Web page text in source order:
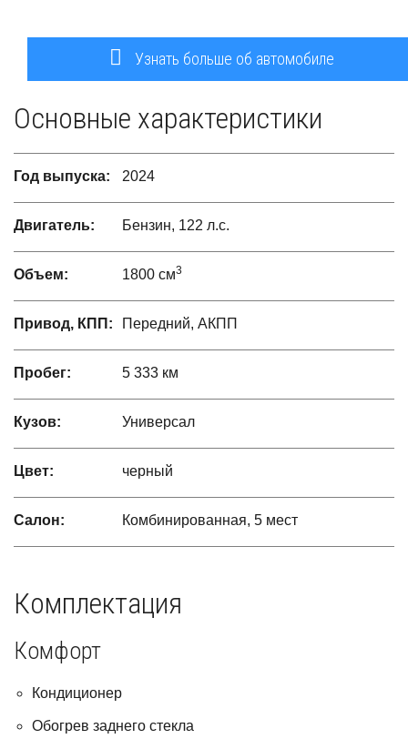
Узнать больше об автомобиле
Основные характеристики
Год выпуска: 2024
Двигатель: Бензин, 122 л.с.
Объем: 1800 см3
Привод, КПП: Передний, АКПП
Пробег: 5 333 км
Кузов: Универсал
Цвет: черный
Салон: Комбинированная, 5 мест
Комплектация
Комфорт
Кондиционер
Обогрев заднего стекла